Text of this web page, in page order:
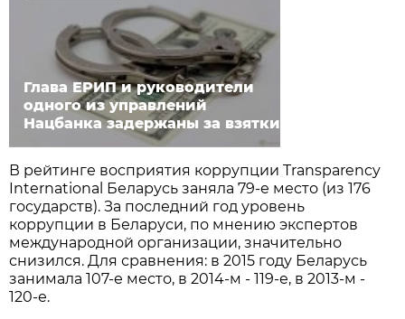
Глава ЕРИП и руководители
одного из управлений
Нацбанка задержаны за взятки
В рейтинге восприятия коррупции Transparency
International Беларусь заняла 79-е место (из 176
государств). За последний год уровень
коррупции в Беларуси, по мнению экспертов
международной организации, значительно
снизился. Для сравнения: в 2015 году Беларусь
занимала 107-е место, в 2014-м - 119-е, в 2013-м -
120-е.